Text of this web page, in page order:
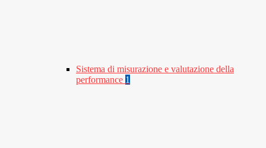
Sistema di misurazione e valutazione della
performance 1